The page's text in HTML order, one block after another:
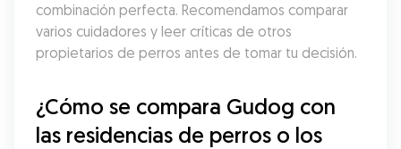
combinación perfecta. Recomendamos comparar
varios cuidadores y leer críticas de otros
propietarios de perros antes de tomar tu decisión.
¿Cómo se compara Gudog con
las residencias de perros o los